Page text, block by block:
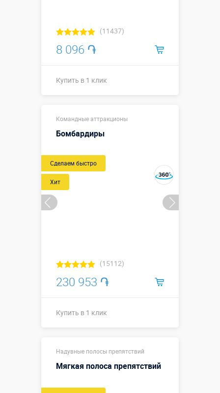
(11437)
8 096 ֏
Купить в 1 клик
Командные аттракционы
Бомбардиры
Новый
Хит
Сделаем быстро
(15112)
230 953 ֏
Купить в 1 клик
Размеры, м:
м; подиум
внутренний
Надувные полосы препятствий
Мягкая полоса препятствий